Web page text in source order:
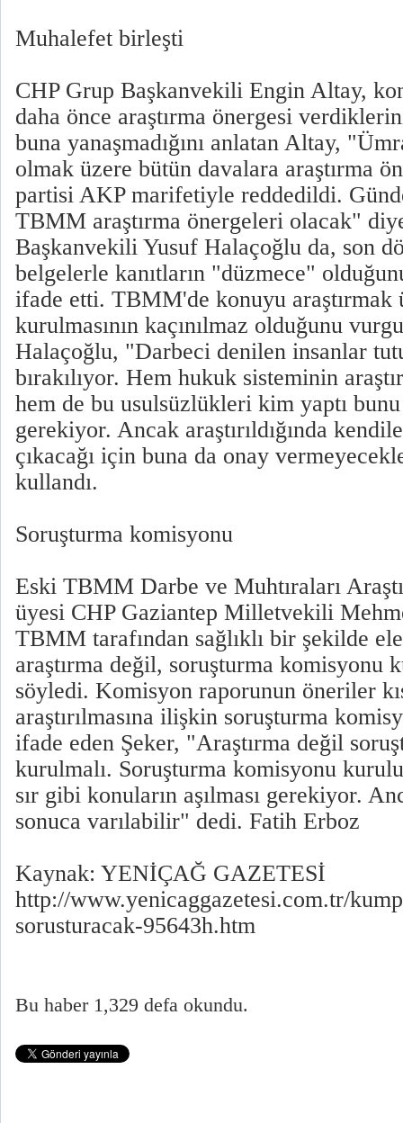
Muhalefet birleşti
CHP Grup Başkanvekili Engin Altay,
daha önce araştırma önergesi
buna yanaşmadığını anlatan Altay,
olmak üzere bütün davalara araştırma
partisi AKP marifetiyle reddedildi.
TBMM araştırma önergeleri olacak"
Başkanvekili Yusuf Halaçoğlu da, son
belgelerle kanıtların "düzmece"
ifade etti. TBMM'de konuyu araştırmak
kurulmasının kaçınılmaz olduğunu
Halaçoğlu, "Darbeci denilen insanlar
bırakılıyor. Hem hukuk sisteminin
hem de bu usulsüzlükleri kim yaptı bunu
gerekiyor. Ancak araştırıldığında
çıkacağı için buna da onay
kullandı.
Soruşturma komisyonu
Eski TBMM Darbe ve Muhtıraları
üyesi CHP Gaziantep Milletvekili
TBMM tarafından sağlıklı bir şekilde
araştırma değil, soruşturma komisyonu
söyledi. Komisyon raporunun öneriler
araştırılmasına ilişkin soruşturma
ifade eden Şeker, "Araştırma değil
kurulmalı. Soruşturma komisyonu
sır gibi konuların aşılması gerekiyor.
sonuca varılabilir" dedi. Fatih Erboz
Kaynak: YENİÇAĞ GAZETESİ
http://www.yenicaggazetesi.com.tr/
sorusturacak-95643h.htm
Bu haber 1,329 defa okundu.